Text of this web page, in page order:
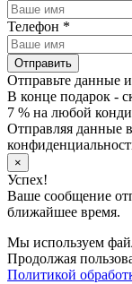
Телефон *
Отправить
Отправьте данные
В конце подарок -
7 % на любой
Отправляя данные
×
Успех!
Ваше сообщение
ближайшее время.
Мы используем
Продолжая
Политикой